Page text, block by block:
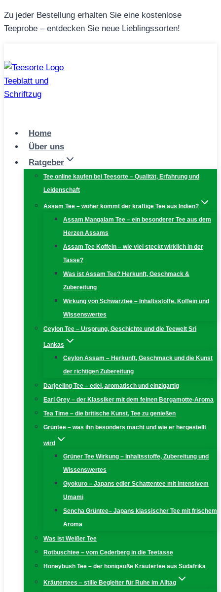
Zum
Inhalt
Zu jeder Bestellung erhalten Sie eine kostenlose
Teeprobe – entdecken Sie neue Lieblingssorten!
Home
Über uns
Ratgeber
Tee online kaufen bei Teesorte – Qualität, Erfahrung und
Leidenschaft
Assam Tee – woher kommt der kräftige Tee aus Indien?
Assam Mangalam Tee – ein besonderer Tee aus dem
Herzen Assams
Assam Tee Koffein – wie viel steckt wirklich in der
Tasse?
Was ist Assam Tee? Herkunft, Geschmack &
Zubereitung
Wirkung von Schwarztee – Inhaltsstoffe, Koffein und
Wissenswertes
Ceylon Tee – Ursprung, Geschichte und die Teewelt Sri
Lankas
Ceylon Assam – Herkunft, Geschmack und die Kunst
der richtigen Zubereitung
Darjeeling Tee – edel, aromatisch und einzigartig
Earl Grey – der Klassiker mit dem feinen Bergamotte-Aroma
Tea Time – die britische Kunst, Tee zu genießen
Grüntee – was ihn besonders macht und wie er hergestellt
wird
Grüner Tee Wirkung – Inhaltsstoffe, Zubereitung und
Wissenswertes
Gyokuro – Japans edler Schattentee mit intensivem
Umami
Sencha Grüntee– Japans klassischer Tee mit frischem
Aroma
Was ist Weißer Tee
Rotbuschtee – vom Cederberg in die Teetasse
Honeybush Tee – der honigsüße Kräutertee aus Südafrika
Kräutertees – stille Begleiter für Ruhe im Alltag